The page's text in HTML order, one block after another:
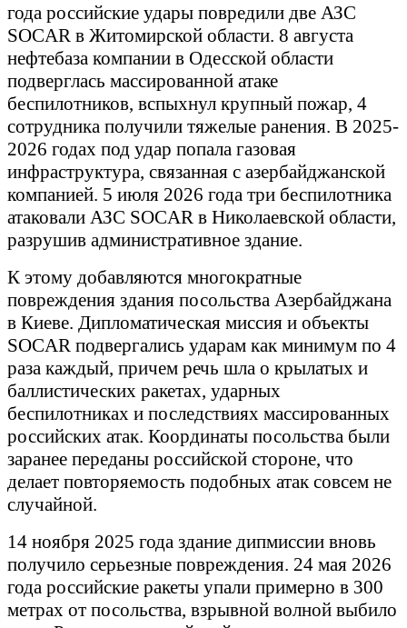
года российские удары повредили две АЗС
SOCAR в Житомирской области. 8 августа
нефтебаза компании в Одесской области
подверглась массированной атаке
беспилотников, вспыхнул крупный пожар, 4
сотрудника получили тяжелые ранения. В 2025-
2026 годах под удар попала газовая
инфраструктура, связанная с азербайджанской
компанией. 5 июля 2026 года три беспилотника
атаковали АЗС SOCAR в Николаевской области,
разрушив административное здание.
К этому добавляются многократные
повреждения здания посольства Азербайджана
в Киеве. Дипломатическая миссия и объекты
SOCAR подвергались ударам как минимум по 4
раза каждый, причем речь шла о крылатых и
баллистических ракетах, ударных
беспилотниках и последствиях массированных
российских атак. Координаты посольства были
заранее переданы российской стороне, что
делает повторяемость подобных атак совсем не
случайной.
14 ноября 2025 года здание дипмиссии вновь
получило серьезные повреждения. 24 мая 2026
года российские ракеты упали примерно в 300
метрах от посольства, взрывной волной выбило